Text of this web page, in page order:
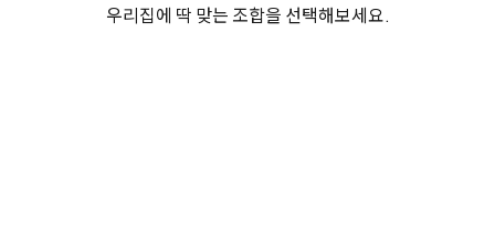
우리집에 딱 맞는 조합을 선택해보세요.